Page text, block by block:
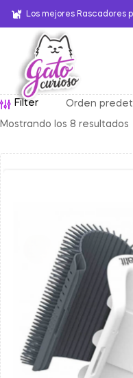
Los mejores Rascadores
Filter
Mostrando los 8 resultados